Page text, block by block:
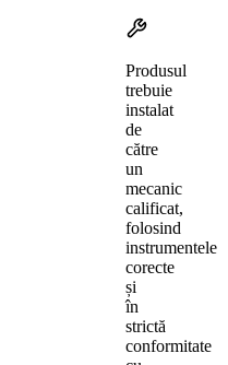
Produsul
trebuie
instalat
de
către
un
mecanic
calificat,
folosind
instrumentele
corecte
și
în
strictă
conformitate